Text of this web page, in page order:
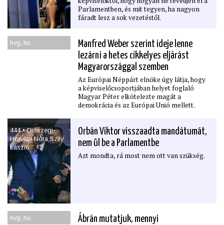
Parlamentben, és mit tegyen, ha nagyon
fáradt lesz a sok vezetéstől.
hvg․hu
Manfred Weber szerint ideje lenne
lezárni a hetes cikkelyes eljárást
Magyarországgal szemben
Az Európai Néppárt elnöke úgy látja, hogy
a képviselőcsoportjában helyet foglaló
Magyar Péter elkötelezte magát a
demokrácia és az Európai Unió mellett.
444 • Diószegi-
Horváth Nóra,Szily
László
Orbán Viktor visszaadta mandátumát,
nem ül be a Parlamentbe
Azt mondta, rá most nem ott van szükség.
hvg․hu
Ábrán mutatjuk, mennyi